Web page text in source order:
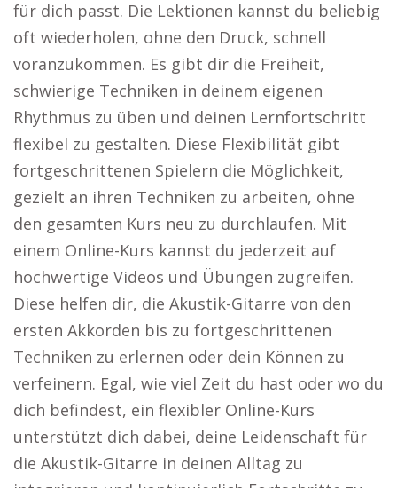
für dich passt. Die Lektionen kannst du beliebig
oft wiederholen, ohne den Druck, schnell
voranzukommen. Es gibt dir die Freiheit,
schwierige Techniken in deinem eigenen
Rhythmus zu üben und deinen Lernfortschritt
flexibel zu gestalten. Diese Flexibilität gibt
fortgeschrittenen Spielern die Möglichkeit,
gezielt an ihren Techniken zu arbeiten, ohne
den gesamten Kurs neu zu durchlaufen. Mit
einem Online-Kurs kannst du jederzeit auf
hochwertige Videos und Übungen zugreifen.
Diese helfen dir, die Akustik-Gitarre von den
ersten Akkorden bis zu fortgeschrittenen
Techniken zu erlernen oder dein Können zu
verfeinern. Egal, wie viel Zeit du hast oder wo du
dich befindest, ein flexibler Online-Kurs
unterstützt dich dabei, deine Leidenschaft für
die Akustik-Gitarre in deinen Alltag zu